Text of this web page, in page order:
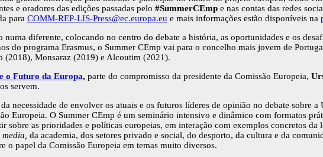
e oradores das edições passadas pelo #SummerCEmp e nas contas das redes
para COMM-REP-LIS-Press@ec.europa.eu e mais informações estão disponíveis na
diferente, colocando no centro do debate a história, as oportunidades e os
do programa Erasmus, o Summer CEmp vai para o concelho mais jovem de
(2018), Monsaraz (2019) e Alcoutim (2021).
o Futuro da Europa, parte do compromisso da presidente da Comissão Europeia,
servem.
necessidade de envolver os atuais e os futuros líderes de opinião no debate sobre
Europeia. O Summer CEmp é um seminário intensivo e dinâmico com formatos
as prioridades e políticas europeias, em interação com exemplos concretos
media, da academia, dos setores privado e social, do desporto, da cultura e da
o papel da Comissão Europeia em temas muito diversos.